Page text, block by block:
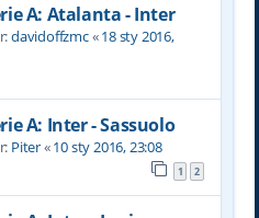
A: Atalanta - Inter
davidoffzmc«18 sty 2016,
A: Inter - Sassuolo
Piter«10 sty 2016, 23:08
1 2